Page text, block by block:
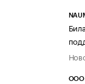
ООО